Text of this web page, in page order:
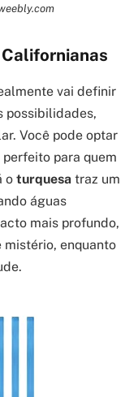
vai definir
possibilidades,
Você pode optar
perfeito para quem
o turquesa traz um
águas
mais profundo,
enquanto